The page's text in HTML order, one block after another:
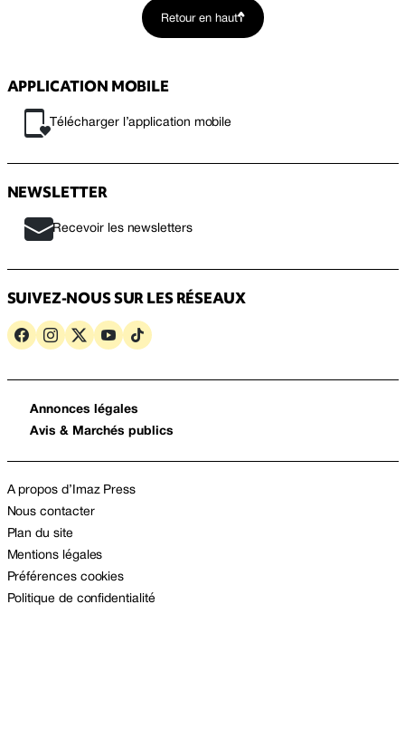
Retour en haut
APPLICATION MOBILE
Télécharger l’application mobile
NEWSLETTER
Recevoir les newsletters
SUIVEZ-NOUS SUR LES RÉSEAUX
Annonces légales
Avis & Marchés publics
A propos d’Imaz Press
Nous contacter
Plan du site
Mentions légales
Préférences cookies
Politique de confidentialité